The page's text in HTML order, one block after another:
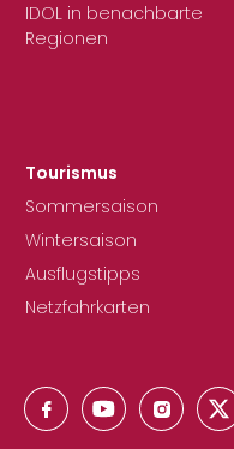
IDOL in benachbarte
Regionen
Tourismus
Sommersaison
Wintersaison
Ausflugstipps
Netzfahrkarten